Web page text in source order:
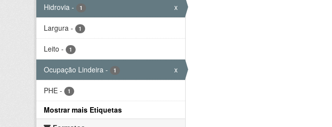
Hidrovia - 1 x
Largura - 1
Leito - 1
Ocupação Lindeira - 1 x
PHE - 1
Mostrar mais Etiquetas